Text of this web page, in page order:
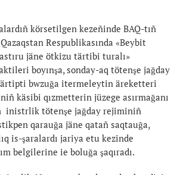
körsetilgen kezeñinde BAQ-tıñ
Respublikasında «Beybit
jäne ötkizu tärtibi turalı»
boyınşa, sonday-aq tötenşe jağday
bwzuğa itermeleytin äreketteri
käsibi qızmetterin jüzege asırmağanı
inistrlik tötenşe jağday rejiminiñ
qarauğa jäne qatañ saqtauğa,
is-şaralardı jariya etu kezinde
belgilerine ie boluğa şaqıradı.